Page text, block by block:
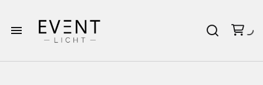
Homepagina